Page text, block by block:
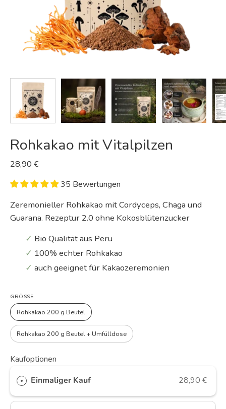
Rohkakao mit Vitalpilzen
28,90 €
35 Bewertungen
Zeremonieller Rohkakao mit Cordyceps, Chaga und
Guarana. Rezeptur 2.0 ohne Kokosblütenzucker
✓ Bio Qualität aus Peru
✓ 100% echter Rohkakao
✓ auch geeignet für Kakaozeremonien
GRÖSSE
Rohkakao 200 g Beutel
Rohkakao 200 g Beutel + Umfülldose
Kaufoptionen
Einmaliger Kauf
28,90 €